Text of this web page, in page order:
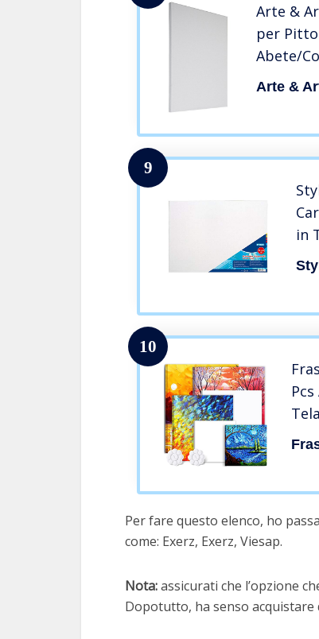
Arte &
per
Abete/
cm,
Arte &
9
in
10
di
Per fare questo elenco, ho
come: Exerz, Exerz, Viesap.
Nota:assicurati che l’opzione
Dopotutto, ha senso acquistare